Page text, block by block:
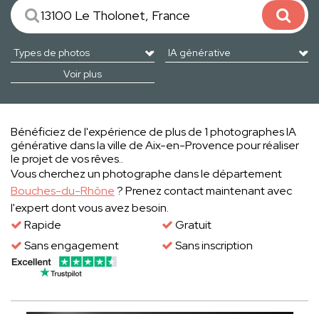
Voir plus
Bénéficiez de l'expérience de plus de 1 photographes IA
générative dans la ville de Aix-en-Provence pour réaliser
le projet de vos rêves..
Vous cherchez un photographe dans le département
Bouches-du-Rhône? Prenez contact maintenant avec
l'expert dont vous avez besoin.
Rapide
Gratuit
Sans engagement
Sans inscription